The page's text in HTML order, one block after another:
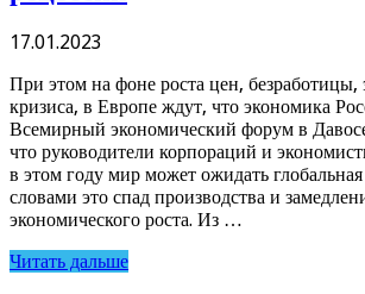
17.01.2023
При этом на фоне роста цен, безработицы,
кризиса, в Европе ждут, что экономика
Всемирный экономический форум в Давосе
что руководители корпораций и
в этом году мир может ожидать
словами это спад производства и
экономического роста. Из …
Читать дальше